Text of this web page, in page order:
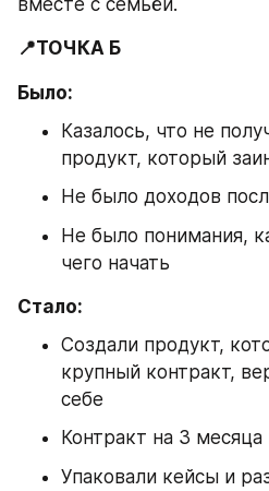
вместе с семьёй.
📍ТОЧКА Б
Было:
Казалось, что не
продукт, который
Не было доходов
Не было понимания,
чего начать
Стало:
Создали продукт,
крупный контракт,
себе
Контракт на 3 месяца
Упаковали кейсы и